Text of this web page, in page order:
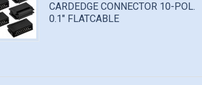
CARDEDGE CONNECTOR 10-POL.
0.1" FLATCABLE